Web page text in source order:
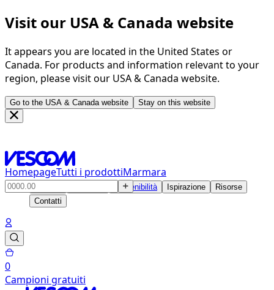
Visit our USA & Canada website
It appears you are located in the United States or
Canada. For products and information relevant to your
region, please visit our USA & Canada website.
Go to the USA & Canada website Stay on this website
HomepageTutti i prodottiMarmara
Prodotti Sostenibilità Ispirazione
Risorse
Contatti
0
Campioni gratuiti